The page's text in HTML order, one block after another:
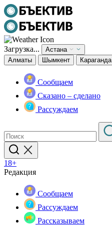
Загрузка...
Астана
Алматы
Шымкент Караганда
Сообщаем
Сказано – сделано
Рассуждаем
18+
Редакция
Сообщаем
Рассуждаем
Рассказываем